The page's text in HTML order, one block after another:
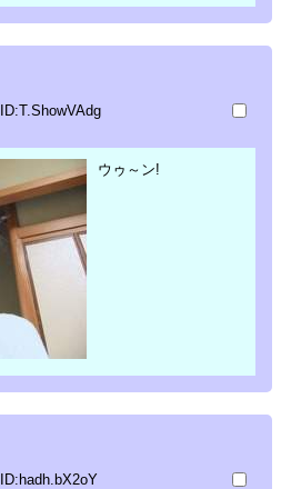
ID:T.ShowVAdg
ウゥ～ン!
ID:hadh.bX2oY